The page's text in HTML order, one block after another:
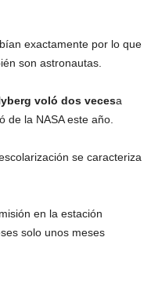
exactamente por lo que
son astronautas.
voló dos vecesa
de la NASA este año.
se caracteriza
en la estación
solo unos meses